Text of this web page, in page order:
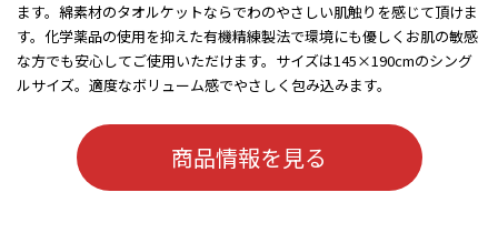
ます。綿素材のタオルケットならでわのやさしい肌触りを感じて頂けま
す。化学薬品の使用を抑えた有機精練製法で環境にも優しくお肌の敏感
な方でも安心してご使用いただけます。サイズは145×190cmのシング
ルサイズ。適度なボリューム感でやさしく包み込みます。
商品情報を見る